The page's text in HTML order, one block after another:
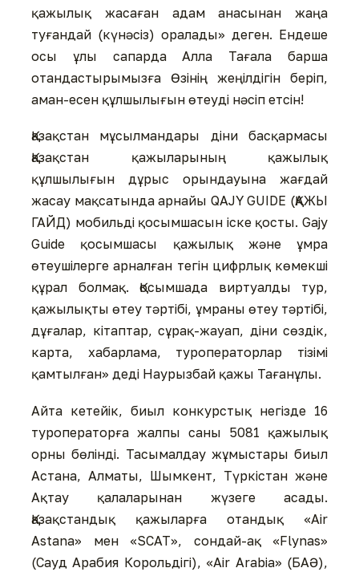
қажылық жасаған адам анасынан жаңа
туғандай (күнәсіз) оралады» деген. Ендеше
осы ұлы сапарда Алла Тағала барша
отандастырымызға Өзінің жеңілдігін беріп,
аман-есен құлшылығын өтеуді нәсіп етсін!
Қазақстан мұсылмандары діни басқармасы
Қазақстан қажыларының қажылық
құлшылығын дұрыс орындауына жағдай
жасау мақсатында арнайы QAJY GUIDE (ҚАЖЫ
ГАЙД) мобильді қосымшасын іске қосты. Gajy
Guide қосымшасы қажылық және ұмра
өтеушілерге арналған тегін цифрлық көмекші
құрал болмақ. Қосымшада виртуалды тур,
қажылықты өтеу тәртібі, ұмраны өтеу тәртібі,
дұғалар, кітаптар, сұрақ-жауап, діни сөздік,
карта, хабарлама, туроператорлар тізімі
қамтылған» деді Наурызбай қажы Тағанұлы.
Айта кетейік, биыл конкурстық негізде 16
туроператорға жалпы саны 5081 қажылық
орны бөлінді. Тасымалдау жұмыстары биыл
Астана, Алматы, Шымкент, Түркістан және
Ақтау қалаларынан жүзеге асады.
Қазақстандық қажыларға отандық «Air
Astana» мен «SCAT», сондай-ақ «Flynas»
(Сауд Арабия Корольдігі), «Air Arabia» (БАӘ),